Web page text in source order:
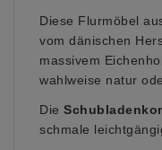
Diese Flurmöbel
vom dänischen
massivem
wahlweise natur
Die
schmale